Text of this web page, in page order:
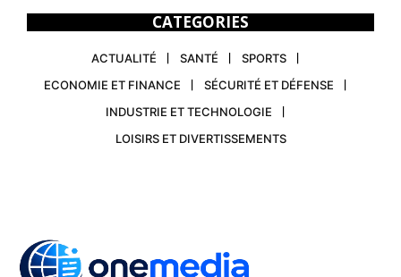
CATEGORIES
ACTUALITÉ SANTÉ
SPORTS
ECONOMIE ET FINANCE
SÉCURITÉ ET DÉFENSE
INDUSTRIE ET TECHNOLOGIE
LOISIRS ET DIVERTISSEMENTS